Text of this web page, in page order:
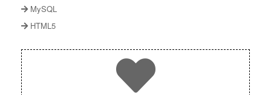
MySQL
HTML5